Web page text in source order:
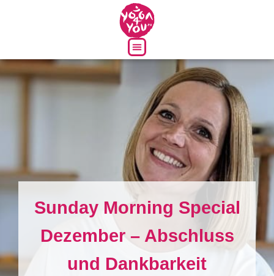
Sunday Morning Special
Dezember – Abschluss
und Dankbarkeit